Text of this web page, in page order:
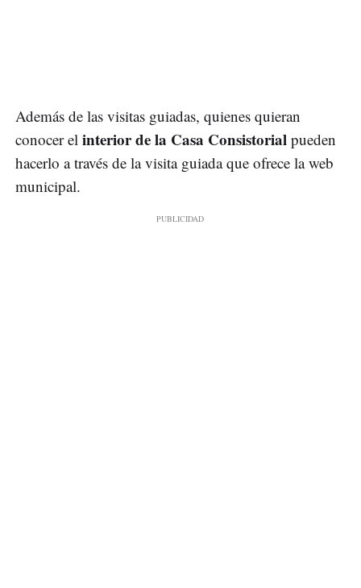
Además de las visitas guiadas, quienes quieran
conocer el interior de la Casa Consistorial pueden
hacerlo a través de la visita guiada que ofrece la web
municipal.